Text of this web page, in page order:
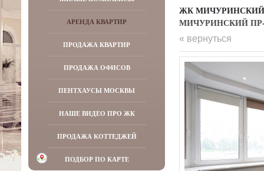
АРЕНДА КВАРТИР
ПРОДАЖА КВАРТИР
ПРОДАЖА ОФИСОВ
ПЕНТХАУСЫ МОСКВЫ
НАШЕ ВИДЕО ПРО ЖК
ПРОДАЖА КОТТЕДЖЕЙ
ПОДБОР ПО КАРТЕ
ЖК МИЧУРИНСКИЙ
МИЧУРИНСКИЙ ПР-
« вернуться